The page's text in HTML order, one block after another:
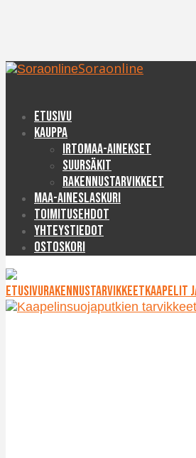
Soraonline
Etusivu
Kauppa
Irtomaa-ainekset
Suursäkit
Rakennustarvikkeet
Maa-aineslaskuri
Toimitusehdot
Yhteystiedot
Ostoskori
EtusivuRakennustarvikkeetKaapelit